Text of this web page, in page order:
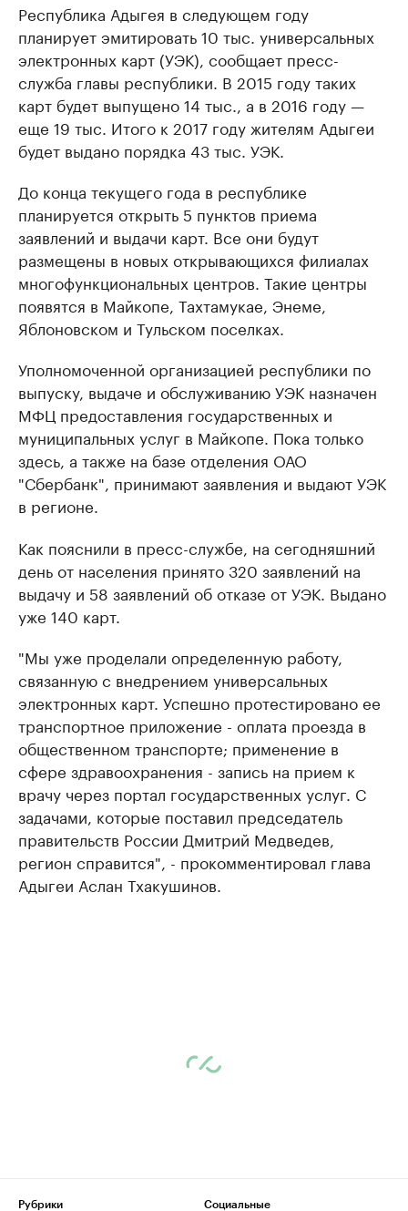
Республика Адыгея в следующем году
планирует эмитировать 10 тыс. универсальных
электронных карт (УЭК), сообщает пресс-
служба главы республики. В 2015 году таких
карт будет выпущено 14 тыс., а в 2016 году —
еще 19 тыс. Итого к 2017 году жителям Адыгеи
будет выдано порядка 43 тыс. УЭК.
До конца текущего года в республике
планируется открыть 5 пунктов приема
заявлений и выдачи карт. Все они будут
размещены в новых открывающихся филиалах
многофункциональных центров. Такие центры
появятся в Майкопе, Тахтамукае, Энеме,
Яблоновском и Тульском поселках.
Уполномоченной организацией республики по
выпуску, выдаче и обслуживанию УЭК назначен
МФЦ предоставления государственных и
муниципальных услуг в Майкопе. Пока только
здесь, а также на базе отделения ОАО
"Сбербанк", принимают заявления и выдают УЭК
в регионе.
Как пояснили в пресс-службе, на сегодняшний
день от населения принято 320 заявлений на
выдачу и 58 заявлений об отказе от УЭК. Выдано
уже 140 карт.
"Мы уже проделали определенную работу,
связанную с внедрением универсальных
электронных карт. Успешно протестировано ее
транспортное приложение - оплата проезда в
общественном транспорте; применение в
сфере здравоохранения - запись на прием к
врачу через портал государственных услуг. С
задачами, которые поставил председатель
правительств России Дмитрий Медведев,
регион справится", - прокомментировал глава
Адыгеи Аслан Тхакушинов.
Рубрики
Социальные